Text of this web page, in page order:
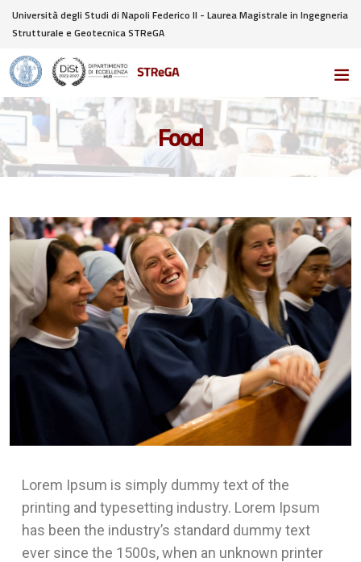
Università degli Studi di Napoli Federico II - Laurea Magistrale in Ingegneria
Strutturale e Geotecnica STReGA
Food
Lorem Ipsum is simply dummy text of the
printing and typesetting industry. Lorem Ipsum
has been the industry’s standard dummy text
ever since the 1500s, when an unknown printer